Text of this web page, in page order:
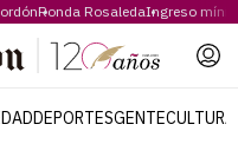
Ronda RosaledaIngreso
DEPORTESGENTECULTURA